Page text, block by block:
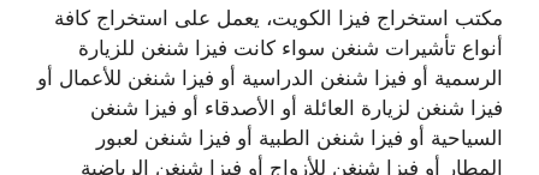
مكتب استخراج فيزا الكويت، يعمل على استخراج كافة
أنواع تأشيرات شنغن سواء كانت فيزا شنغن للزيارة
الرسمية أو فيزا شنغن الدراسية أو فيزا شنغن للأعمال أو
فيزا شنغن لزيارة العائلة أو الأصدقاء أو فيزا شنغن
السياحية أو فيزا شنغن الطبية أو فيزا شنغن لعبور
المطار أو فيزا شنغن للأزواج أو فيزا شنغن الرياضية